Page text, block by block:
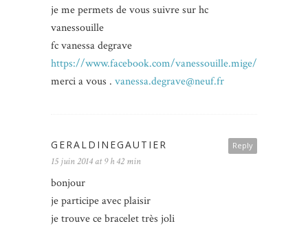
je me permets de vous suivre sur hc
vanessouille
fc vanessa degrave
https://www.facebook.com/vanessouille.mige/posts/
merci a vous . vanessa.degrave@neuf.fr
Reply
GERALDINEGAUTIER
15 juin 2014 at 9 h 42 min
bonjour
je participe avec plaisir
je trouve ce bracelet très joli